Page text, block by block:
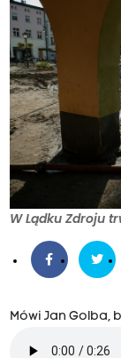
W Lądku Zdroju
Mówi Jan Golba,